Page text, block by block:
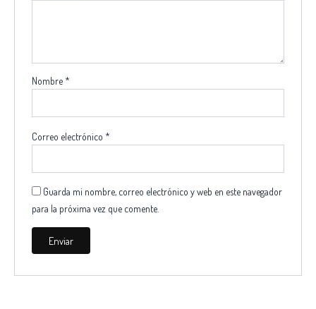
Nombre *
Correo electrónico *
Guarda mi nombre, correo electrónico y web en este navegador
para la próxima vez que comente.